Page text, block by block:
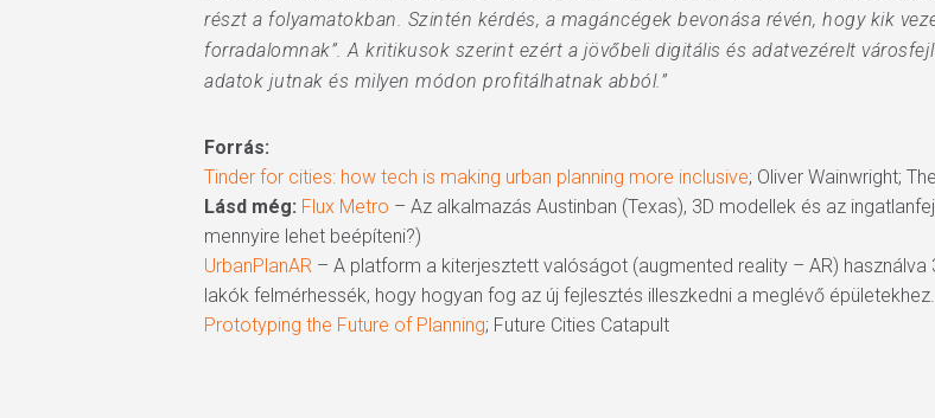
részt a folyamatokban. Szintén kérdés, a magáncégek bevonása révén, hogy kik
forradalomnak”. A kritikusok szerint ezért a jövőbeli digitális és adatvezérelt
adatok jutnak és milyen módon profitálhatnak abból.”
Forrás:
Tinder for cities: how tech is making urban planning more inclusive; Oliver Wainwright;
Lásd még: Flux Metro – Az alkalmazás Austinban (Texas), 3D modellek és az
mennyire lehet beépíteni?)
UrbanPlanAR – A platform a kiterjesztett valóságot (augmented reality – AR)
lakók felmérhessék, hogy hogyan fog az új fejlesztés illeszkedni a meglévő épületekhez.
Prototyping the Future of Planning; Future Cities Catapult